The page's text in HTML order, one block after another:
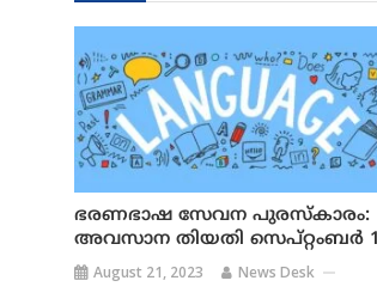
ഭരണഭാഷ സേവന പുരസ്‌കാരം:
അവസാന തിയതി സെപ്റ്റംബർ
August 21, 2023 News Desk